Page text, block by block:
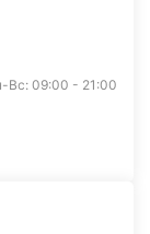
Вс: 09:00 - 21:00